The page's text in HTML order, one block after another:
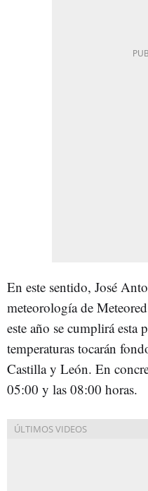
En este sentido, José
meteorología de
este año se cumplirá esta
temperaturas tocarán
Castilla y León. En
05:00 y las 08:00 horas.